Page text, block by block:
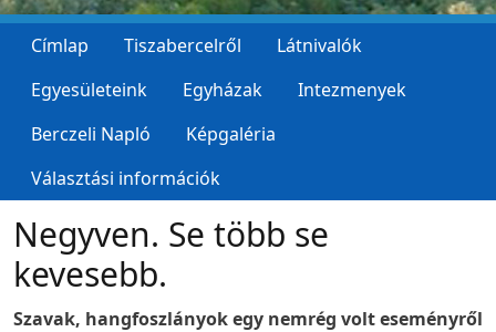
Címlap Tiszabercelről
Látnivalók
Egyesületeink
Egyházak
Intezmenyek
Berczeli Napló
Képgaléria
Választási információk
Negyven. Se több se
kevesebb.
Szavak, hangfoszlányok egy nemrég volt eseményről